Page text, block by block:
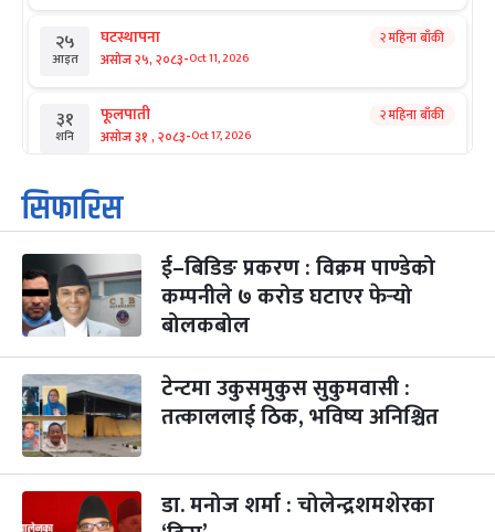
२५
आइत
घटस्थापना
असोज २५, २०८३-Oct 11, 2026
२ महिना बाँकी
३१
शनि
फूलपाती
असोज ३१ , २०८३-Oct 17, 2026
२ महिना बाँकी
१
आइत
कार्तिक सङ्क्रान्ति
कार्तिक १, २०८३
३
मंगल
महानवमी
कार्तिक ३, २०८३-Oct 20, 2026
२ महिना बाँकी
४
५
बिहि
पापा‌ङ्कुशा एकादशी व्रत
कार्तिक ५, २०८३
२ महिना बाँकी
आइत
कुकुर तिहार
कार्तिक २२, २०८३-Nov 8, 2026
३ महिना बाँकी
सिफारिस
ई–बिडिङ प्रकरण : विक्रम पाण्डेको
कम्पनीले ७ करोड घटाएर फेर्‍यो
बोलकबोल
टेन्टमा उकुसमुकुस सुकुमवासी :
तत्काललाई ठिक, भविष्य अनिश्चित
डा. मनोज शर्मा : चोलेन्द्रशमशेरका